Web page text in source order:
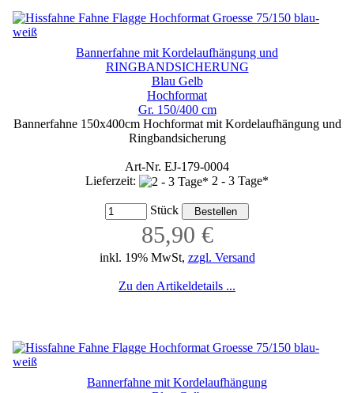
Bannerfahne mit Kordelaufhängung und
RINGBANDSICHERUNG
Blau Gelb
Hochformat
Gr. 150/400 cm
Bannerfahne 150x400cm Hochformat mit Kordelaufhängung und
Ringbandsicherung
Art-Nr. EJ-179-0004
Lieferzeit:
2 - 3 Tage*
Stück
85,90 €
inkl. 19% MwSt, zzgl. Versand
Zu den Artikeldetails ...
Bannerfahne mit Kordelaufhängung